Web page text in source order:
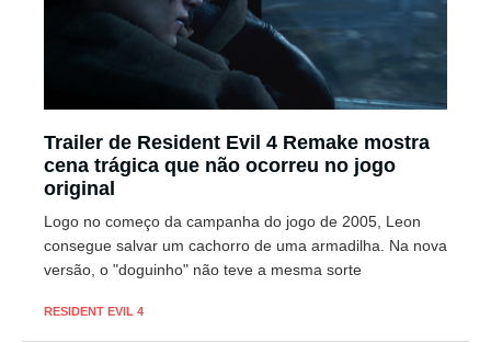
Trailer de Resident Evil 4 Remake mostra
cena trágica que não ocorreu no jogo
original
Logo no começo da campanha do jogo de 2005, Leon
consegue salvar um cachorro de uma armadilha. Na nova
versão, o "doguinho" não teve a mesma sorte
RESIDENT EVIL 4